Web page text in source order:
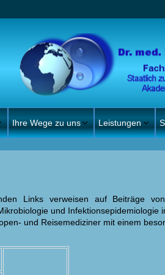
Ihre Wege zu uns Leistungen
Links verweisen auf Beiträge
und Infektionsepidemiologie
und Reisemediziner mit einem